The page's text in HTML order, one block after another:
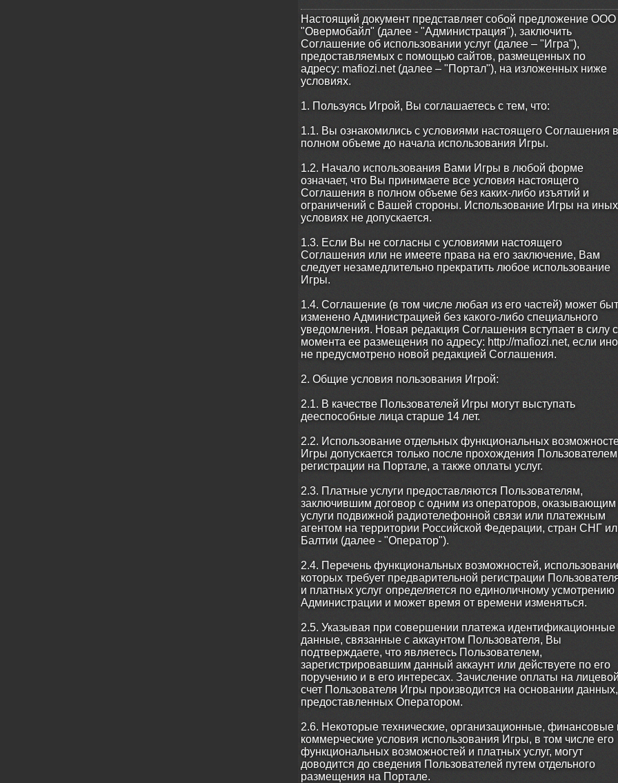
Настоящий документ представляет собой предложение ООО
"Овермобайл" (далее - "Администрация"), заключить
Соглашение об использовании услуг (далее – "Игра"),
предоставляемых с помощью сайтов, размещенных по
адресу: mafiozi.net (далее – "Портал"), на изложенных ниже
условиях.
1. Пользуясь Игрой, Вы соглашаетесь с тем, что:
1.1. Вы ознакомились с условиями настоящего Соглашения в
полном объеме до начала использования Игры.
1.2. Начало использования Вами Игры в любой форме
означает, что Вы принимаете все условия настоящего
Соглашения в полном объеме без каких-либо изъятий и
ограничений с Вашей стороны. Использование Игры на иных
условиях не допускается.
1.3. Если Вы не согласны с условиями настоящего
Соглашения или не имеете права на его заключение, Вам
следует незамедлительно прекратить любое использование
Игры.
1.4. Соглашение (в том числе любая из его частей) может
изменено Администрацией без какого-либо специального
уведомления. Новая редакция Соглашения вступает в силу с
момента ее размещения по адресу: http://mafiozi.net, если
не предусмотрено новой редакцией Соглашения.
2. Общие условия пользования Игрой:
2.1. В качестве Пользователей Игры могут выступать
дееспособные лица старше 14 лет.
2.2. Использование отдельных функциональных
Игры допускается только после прохождения Пользователем
регистрации на Портале, а также оплаты услуг.
2.3. Платные услуги предоставляются Пользователям,
заключившим договор с одним из операторов, оказывающим
услуги подвижной радиотелефонной связи или платежным
агентом на территории Российской Федерации, стран СНГ
Балтии (далее - "Оператор").
2.4. Перечень функциональных возможностей,
которых требует предварительной регистрации
и платных услуг определяется по единоличному усмотрению
Администрации и может время от времени изменяться.
2.5. Указывая при совершении платежа идентификационные
данные, связанные с аккаунтом Пользователя, Вы
подтверждаете, что являетесь Пользователем,
зарегистрировавшим данный аккаунт или действуете по его
поручению и в его интересах. Зачисление оплаты на
счет Пользователя Игры производится на основании данных,
предоставленных Оператором.
2.6. Некоторые технические, организационные, финансовые
коммерческие условия использования Игры, в том числе его
функциональных возможностей и платных услуг, могут
доводится до сведения Пользователей путем отдельного
размещения на Портале.